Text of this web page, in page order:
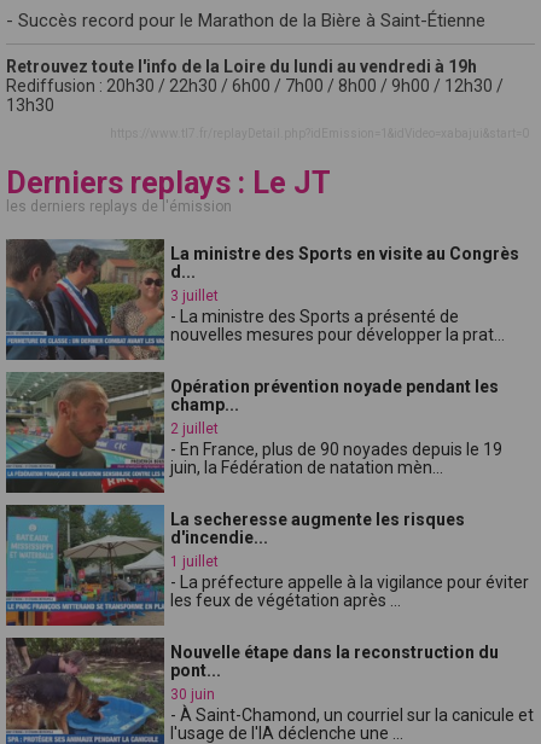
- Succès record pour le Marathon de la Bière à Saint-Étienne
Retrouvez toute l'info de la Loire du lundi au vendredi à 19h
Rediffusion : 20h30 / 22h30 / 6h00 / 7h00 / 8h00 / 9h00 / 12h30 /
13h30
Derniers replays : Le JT
les derniers replays de l'émission
La ministre des Sports en visite au Congrès
d...
3 juillet
- La ministre des Sports a présenté de
nouvelles mesures pour développer la prat...
Opération prévention noyade pendant les
champ...
2 juillet
- En France, plus de 90 noyades depuis le 19
juin, la Fédération de natation mèn...
La secheresse augmente les risques
d'incendie...
1 juillet
- La préfecture appelle à la vigilance pour éviter
les feux de végétation après ...
Nouvelle étape dans la reconstruction du
pont...
30 juin
- À Saint-Chamond, un courriel sur la canicule et
l'usage de l'IA déclenche une ...